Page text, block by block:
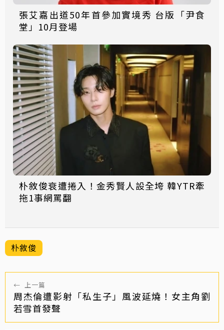
張艾嘉出道50年首參加實境秀 台版「尹食
堂」10月登場
朴敘俊衰遭捲入！金秀賢人設全垮 韓YTR牽
拖1事網罵翻
朴敘俊
← 上一篇
周杰倫遭影射「私生子」風波延燒！女主角劉
若雪首發聲